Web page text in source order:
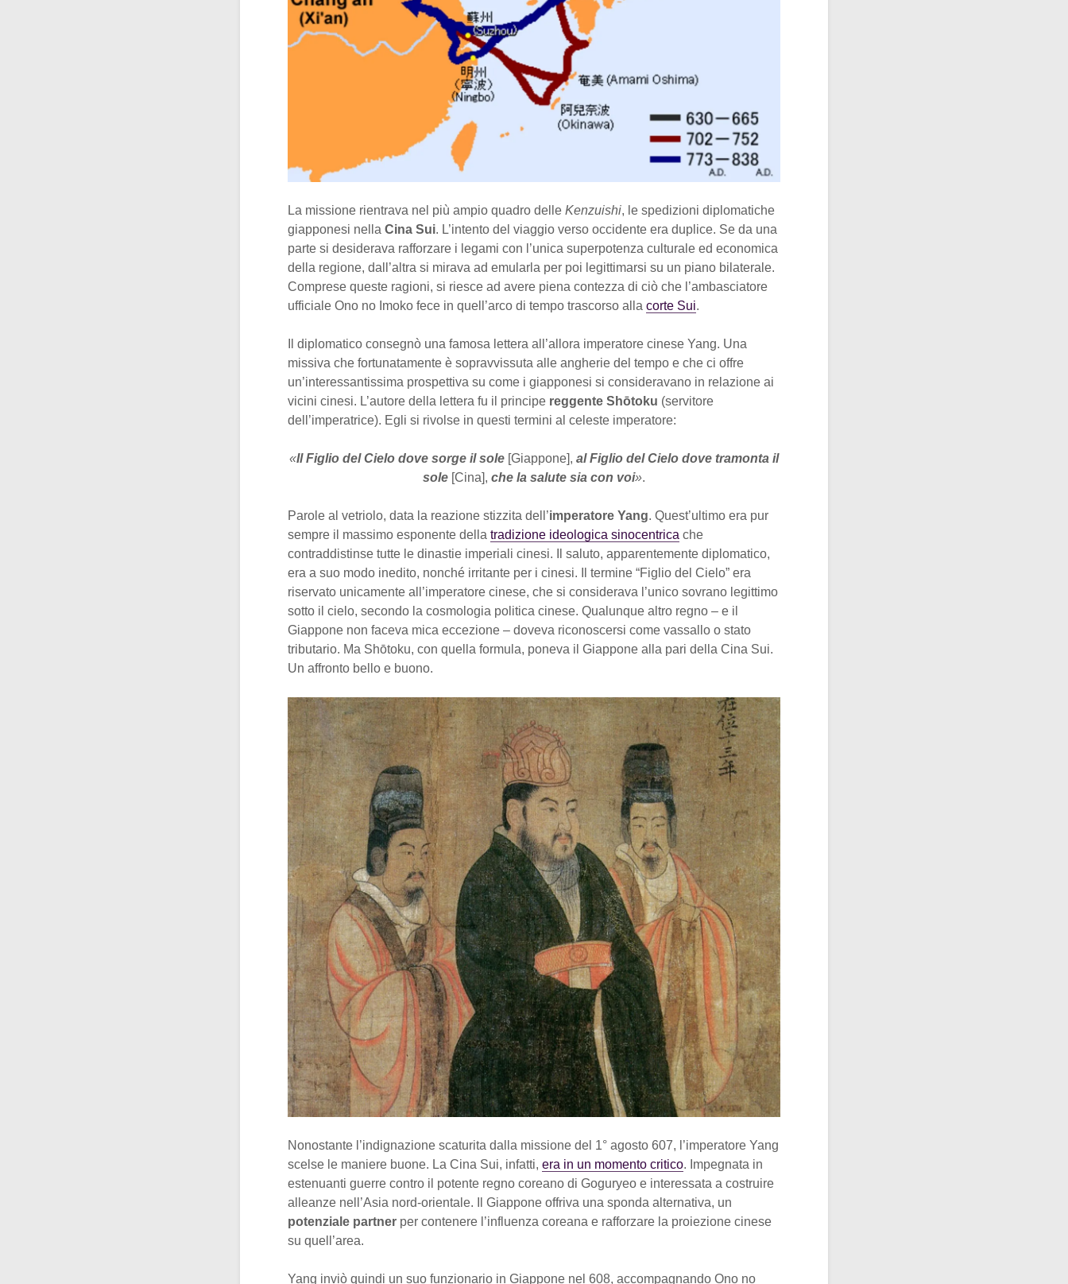
La missione rientrava nel più ampio quadro delle Kenzuishi, le spedizioni diplomatiche
giapponesi nella Cina Sui. L’intento del viaggio verso occidente era duplice. Se da una
parte si desiderava rafforzare i legami con l’unica superpotenza culturale ed economica
della regione, dall’altra si mirava ad emularla per poi legittimarsi su un piano bilaterale.
Comprese queste ragioni, si riesce ad avere piena contezza di ciò che l’ambasciatore
ufficiale Ono no Imoko fece in quell’arco di tempo trascorso alla corte Sui.
Il diplomatico consegnò una famosa lettera all’allora imperatore cinese Yang. Una
missiva che fortunatamente è sopravvissuta alle angherie del tempo e che ci offre
un’interessantissima prospettiva su come i giapponesi si consideravano in relazione ai
vicini cinesi. L’autore della lettera fu il principe reggente Shōtoku (servitore
dell’imperatrice). Egli si rivolse in questi termini al celeste imperatore:
«Il Figlio del Cielo dove sorge il sole [Giappone], al Figlio del Cielo dove tramonta il
sole [Cina], che la salute sia con voi».
Parole al vetriolo, data la reazione stizzita dell’imperatore Yang. Quest’ultimo era pur
sempre il massimo esponente della tradizione ideologica sinocentrica che
contraddistinse tutte le dinastie imperiali cinesi. Il saluto, apparentemente diplomatico,
era a suo modo inedito, nonché irritante per i cinesi. Il termine “Figlio del Cielo” era
riservato unicamente all’imperatore cinese, che si considerava l’unico sovrano legittimo
sotto il cielo, secondo la cosmologia politica cinese. Qualunque altro regno – e il
Giappone non faceva mica eccezione – doveva riconoscersi come vassallo o stato
tributario. Ma Shōtoku, con quella formula, poneva il Giappone alla pari della Cina Sui.
Un affronto bello e buono.
Nonostante l’indignazione scaturita dalla missione del 1° agosto 607, l’imperatore Yang
scelse le maniere buone. La Cina Sui, infatti, era in un momento critico. Impegnata in
estenuanti guerre contro il potente regno coreano di Goguryeo e interessata a costruire
alleanze nell’Asia nord-orientale. Il Giappone offriva una sponda alternativa, un
potenziale partner per contenere l’influenza coreana e rafforzare la proiezione cinese
su quell’area.
Yang inviò quindi un suo funzionario in Giappone nel 608, accompagnando Ono no